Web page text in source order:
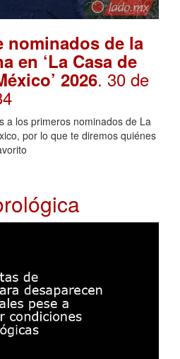
nominados de la
en ‘La Casa de
2026. 30 de
a los primeros nominados de La
por lo que te diremos quiénes